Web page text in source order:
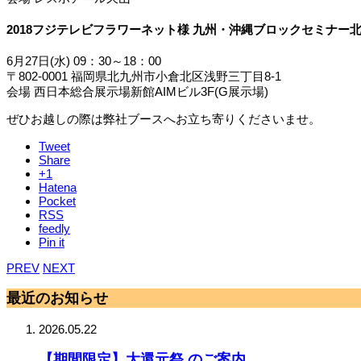
2018フジテレビフラワーネット様 九州・沖縄ブロックセミナー
6月27日(水) 09：30～18：00
〒802-0001 福岡県北九州市小倉北区浅野三丁目8-1
会場 西日本総合展示場新館AIMビル3F(G展示場)
ぜひお越しの際は弊社ブースへお立ち寄りくださいませ。
Tweet
Share
+1
Hatena
Pocket
RSS
feedly
Pin it
PREV NEXT
最近のお知らせ
2026.05.22